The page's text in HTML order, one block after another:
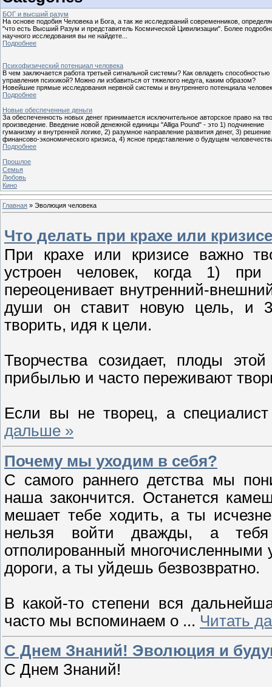
БОГ и высший разум
На основе подобия Человека и Бога, а так же исследований современников,
"что есть Высший Разум и представитель Космической Цивилизации". Более
научного исследования вы не найдете...
Подробнее
Психофизический потенциал человека
В чем заключается работа третьей сигнальной системы? Как овладеть способностью
управления психикой? Можно ли избавиться от тяжелого недуга, каким образом?
Новейшие прямые исследования нервной системы и внутреннего потенциала
Подробнее
Новые обеспеченные деньги
За обеспеченность новых денег принимается исключительное авторское право на
произведение. Введение новой денежной единицы "Alliga Pound" - это 1) подчинение
гуманизму и внутренней логике, 2) разумное направление развития денег, 3) решение
финансово-экономического кризиса, 4) ясное представление о будущем
Подробнее
Прошлое
Семья
Любовь
Кино
Главная » Эволюция человека
Что делать при крахе или
При крахе или кризисе важно
устроен человек, когда 1) при
переоценивает внутренний-
души он ставит новую цель, и
творить, идя к цели.
Творчества созидает, плоды
прибылью и часто переживают
Если вы не творец, а
дальше »
Почему мы уходим в себя?
С самого раннего детства мы
наша закончится. Останется
мешает тебе ходить, а ты
нельзя войти дважды, а
отполированный
дороги, а ты уйдешь безвозвратно.
В какой-то степени вся
часто мы вспоминаем о ... Читать
С Днем Знаний! Эволюция и
С Днем Знаний!